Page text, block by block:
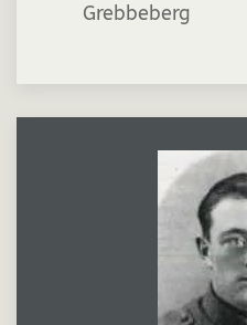
Grebbeberg